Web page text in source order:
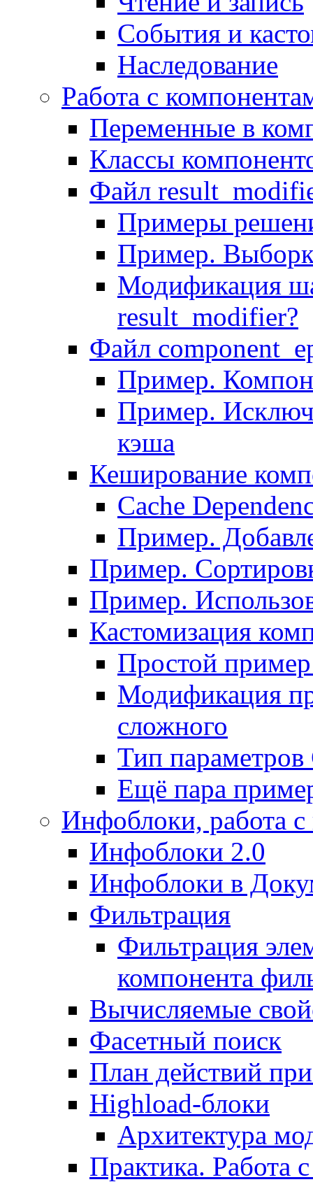
События и
Наследование
Работа с
Переменные в
Классы
Файл
Примеры
Пример.
Модификация
result_modifier?
Файл
Пример.
Пример.
кэша
Кеширование
Сache
Пример.
Пример.
Пример.
Кастомизация
Простой
Модификация
сложного
Тип
Ещё пара
Инфоблоки, работа
Инфоблоки 2.0
Инфоблоки в
Фильтрация
Фильтрация
компонента
Вычисляемые
Фасетный поиск
План действий
Highload-блоки
Архитектура
Практика. Работа